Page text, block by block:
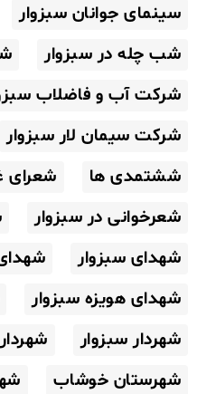
سینمای جوانان سبزوار
شب چله در سبزوار
شرکت آب و فاضلاب
شرکت سیمان لار سبزوار
ششتمدی ها
شعرای
شعرخوانی در سبزوار
شهدای سبزوار
شهدای هویزه سبزوار
شهردار سبزوار
شهرستان خوشاب